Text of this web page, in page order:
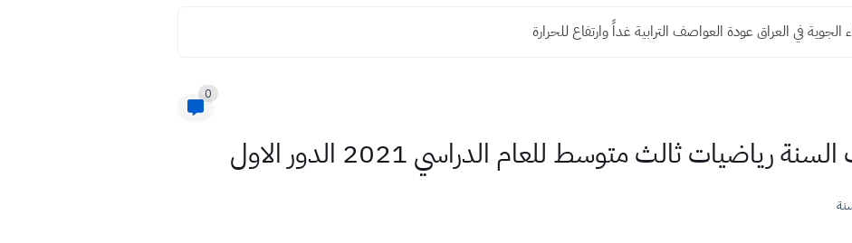
الجوية في العراق عودة العواصف الترابية غداً وارتفاع للحرارة
0
ثالث متوسط للعام الدراسي 2021 الدور الاول